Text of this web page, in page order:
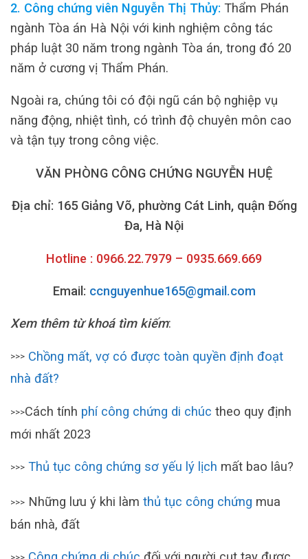
2. Công chứng viên Nguyễn Thị Thủy: Thẩm Phán
ngành Tòa án Hà Nội với kinh nghiệm công tác
pháp luật 30 năm trong ngành Tòa án, trong đó 20
năm ở cương vị Thẩm Phán.
Ngoài ra, chúng tôi có đội ngũ cán bộ nghiệp vụ
năng động, nhiệt tình, có trình độ chuyên môn cao
và tận tụy trong công việc.
VĂN PHÒNG CÔNG CHỨNG NGUYỄN HUỆ
Địa chỉ: 165 Giảng Võ, phường Cát Linh, quận Đống
Đa, Hà Nội
Hotline : 0966.22.7979 – 0935.669.669
Email: ccnguyenhue165@gmail.com
Xem thêm từ khoá tìm kiếm:
>>> Chồng mất, vợ có được toàn quyền định đoạt
nhà đất?
>>>Cách tính phí công chứng di chúc theo quy định
mới nhất 2023
>>> Thủ tục công chứng sơ yếu lý lịch mất bao lâu?
>>> Những lưu ý khi làm thủ tục công chứng mua
bán nhà, đất